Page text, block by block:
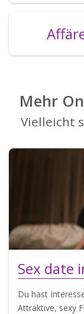
Mehr
Vielleicht
Sex date
Du hast
Attraktive, sexy